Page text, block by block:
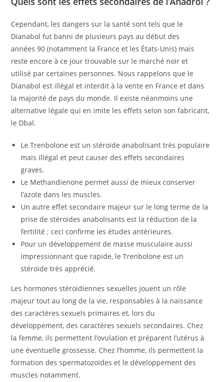
Cependant, les dangers sur la santé sont tels que le
Dianabol fut banni de plusieurs pays au début des
années 90 (notamment la France et les États-Unis) mais
reste encore à ce jour trouvable sur le marché noir et
utilisé par certaines personnes. Nous rappelons que le
Dianabol est illégal et interdit à la vente en France et dans
la majorité de pays du monde. Il existe néanmoins une
alternative légale qui en imite les effets selon son fabricant,
le Dbal.
Le Trenbolone est un stéroïde anabolisant très populaire
mais illégal et peut causer des effets secondaires
graves.
Le Methandienone permet aussi de mieux conserver
l’azote dans les muscles.
Un autre effet secondaire majeur sur le long terme de la
prise de stéroïdes anabolisants est la réduction de la
fertilité ; ceci confirme les études antérieures.
Pour un développement de masse musculaire aussi
impressionnant que rapide, le Trenbolone est un
stéroïde très apprécié.
Les hormones stéroïdiennes sexuelles jouent un rôle
majeur tout au long de la vie, responsables à la naissance
des caractères sexuels primaires et, lors du
développement, des caractères sexuels secondaires. Chez
la femme, ils permettent l’ovulation et préparent l’utérus à
une éventuelle grossesse. Chez l’homme, ils permettent la
formation des spermatozoïdes et le développement des
muscles notamment.